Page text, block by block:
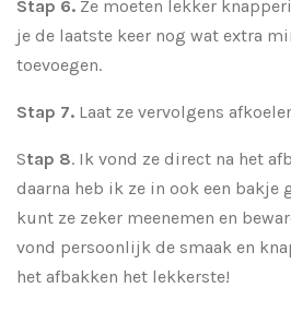
Stap 6. Ze moeten lekker
je de laatste keer nog wat extra
toevoegen.
Stap 7. Laat ze vervolgens
Stap 8. Ik vond ze direct na het
daarna heb ik ze in ook een bakje
kunt ze zeker meenemen en
vond persoonlijk de smaak en
het afbakken het lekkerste!